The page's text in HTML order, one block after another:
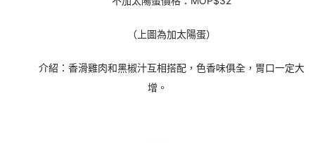
（上圖為加太陽蛋）
介紹：香滑雞肉和黑椒汁互相搭配，色香味俱全，胃口一定大
增。